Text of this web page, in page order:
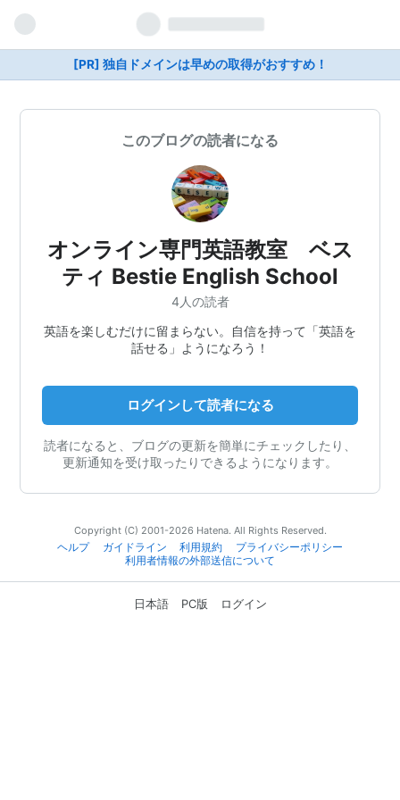
[PR] 独自ドメインは早めの取得がおすすめ！
このブログの読者になる
オンライン専門英語教室 ベス
ティ Bestie English School
4人の読者
英語を楽しむだけに留まらない。自信を持って「英語を
話せる」ようになろう！
ログインして読者になる
読者になると、ブログの更新を簡単にチェックしたり、
更新通知を受け取ったりできるようになります。
Copyright (C) 2001-2026 Hatena. All Rights Reserved.
ヘルプ
ガイドライン 利用規約
プライバシーポリシー
利用者情報の外部送信について
日本語 PC版 ログイン